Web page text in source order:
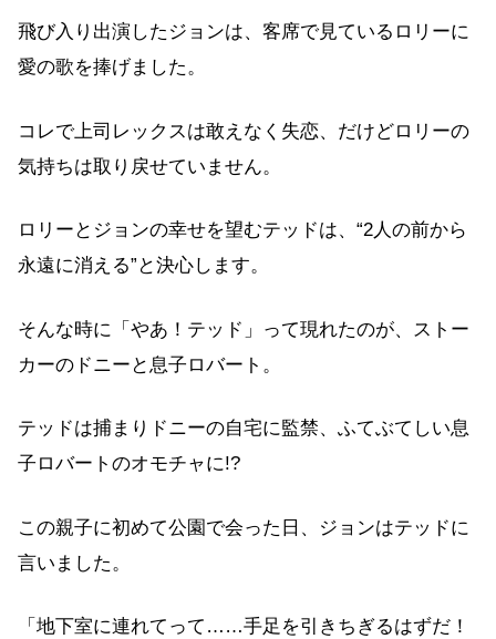
飛び入り出演したジョンは、客席で見ているロリーに
愛の歌を捧げました。
コレで上司レックスは敢えなく失恋、だけどロリーの
気持ちは取り戻せていません。
ロリーとジョンの幸せを望むテッドは、“2人の前から
永遠に消える”と決心します。
そんな時に「やあ！テッド」って現れたのが、ストー
カーのドニーと息子ロバート。
テッドは捕まりドニーの自宅に監禁、ふてぶてしい息
子ロバートのオモチャに!?
この親子に初めて公園で会った日、ジョンはテッドに
言いました。
「地下室に連れてって……手足を引きちぎるはずだ！